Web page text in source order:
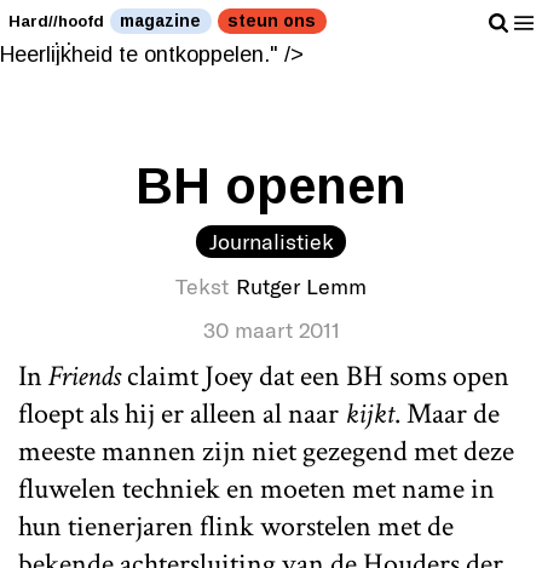
De mooiste manier om de Houders der Heerlijkheid te
ontkoppelen." />De mooiste manier om de Houders der
Heerlijkheid te ontkoppelen." />
Hard//hoofd magazine steun ons
BH openen
Journalistiek
Tekst Rutger Lemm
30 maart 2011
InFriendsclaimt Joey dat een BH soms open
floept als hij er alleen al naar kijkt. Maar de
meeste mannen zijn niet gezegend met deze
fluwelen techniek en moeten met name in
hun tienerjaren flink worstelen met de